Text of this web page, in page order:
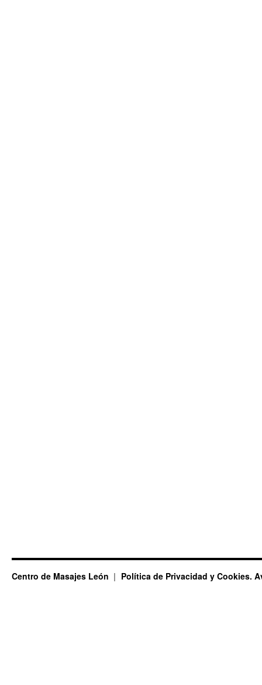
Centro de Masajes León Política de Privacidad y Cookies.